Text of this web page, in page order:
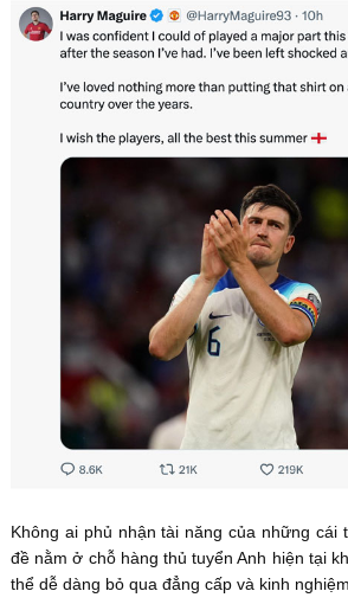
Không ai phủ nhận tài năng của những cái
đề nằm ở chỗ hàng thủ tuyển Anh hiện tại
thể dễ dàng bỏ qua đẳng cấp và kinh